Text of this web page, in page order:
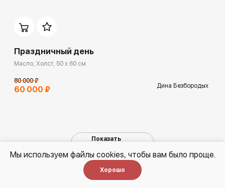
Праздничный день
Масло, Холст, 50 x 60 см
80 000 ₽
60 000 ₽ Дина Безбородых
Показать
2 3 18
Мы используем файлы cookies, чтобы вам было проще.
Хорошо